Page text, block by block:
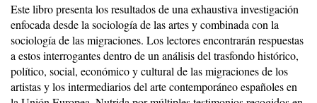
Este libro presenta los resultados de una exhaustiva investigación
enfocada desde la sociología de las artes y combinada con la
sociología de las migraciones. Los lectores encontrarán respuestas
a estos interrogantes dentro de un análisis del trasfondo histórico,
político, social, económico y cultural de las migraciones de los
artistas y los intermediarios del arte contemporáneo españoles en